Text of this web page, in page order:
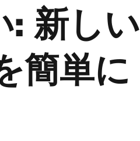
: 新しい
簡単に